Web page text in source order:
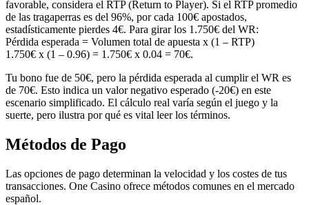
favorable, considera el RTP (Return to Player). Si el RTP promedio
de las tragaperras es del 96%, por cada 100€ apostados,
estadísticamente pierdes 4€. Para girar los 1.750€ del WR:
Pérdida esperada = Volumen total de apuesta x (1 – RTP)
1.750€ x (1 – 0.96) = 1.750€ x 0.04 = 70€.
Tu bono fue de 50€, pero la pérdida esperada al cumplir el WR es
de 70€. Esto indica un valor negativo esperado (-20€) en este
escenario simplificado. El cálculo real varía según el juego y la
suerte, pero ilustra por qué es vital leer los términos.
Métodos de Pago
Las opciones de pago determinan la velocidad y los costes de tus
transacciones. One Casino ofrece métodos comunes en el mercado
español.